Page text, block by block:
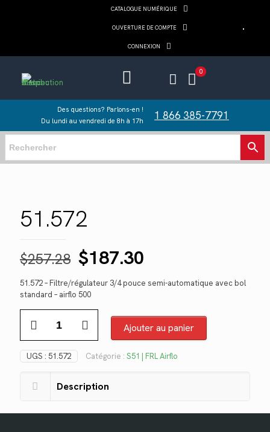
CATALOGUE NUMÉRIQUE
OUVERTURE DE COMPTE
CONNEXION
0
Des questions? Parlons-en !
Du lundi au vendredi de 8h à 17h
1 866 385-7791
51.572
$257.28 Le
prix
initial
était :
$257.28.
$187.30
prix
actuel
est :
$187.30.
51.572 – Filtre/régulateur 3/4 pouce semi-automatique avec bol
standard – airflo 500
Ajouter au panier
UGS : 51.572 Catégorie : S51 | FRL Airflo
Description